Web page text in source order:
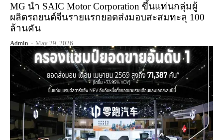
MG นำ SAIC Motor Corporation ขึ้นแท่นกลุ่มผู้
ผลิตรถยนต์จีนรายแรกยอดส่งมอบสะสมทะลุ 100
ล้านคัน
Admin - May 29, 2026